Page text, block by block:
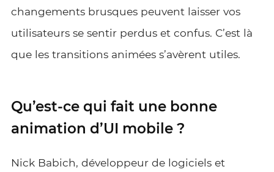
changements brusques peuvent laisser vos
utilisateurs se sentir perdus et confus. C’est là
que les transitions animées s’avèrent utiles.
Qu’est-ce qui fait une bonne
animation d’UI mobile ?
Nick Babich, développeur de logiciels et